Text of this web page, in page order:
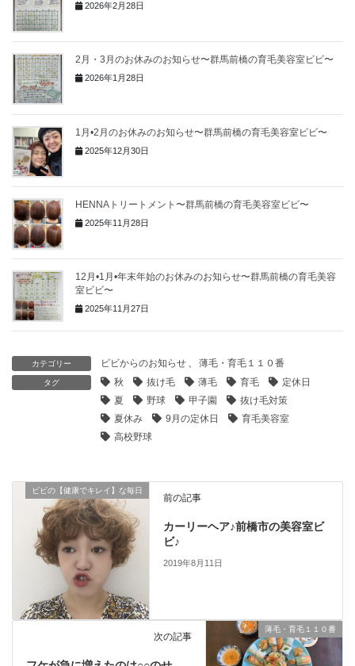
2026年2月28日
2月・3月のお休みのお知らせ〜群馬前橋の育毛美容室ビビ〜
2026年1月28日
1月•2月のお休みのお知らせ〜群馬前橋の育毛美容室ビビ〜
2025年12月30日
HENNAトリートメント〜群馬前橋の育毛美容室ビビ〜
2025年11月28日
12月•1月•年末年始のお休みのお知らせ〜群馬前橋の育毛美容
室ビビ〜
2025年11月27日
カテゴリー ビビからのお知らせ 、 薄毛・育毛１１０番
タグ 秋 抜け毛 薄毛 育毛
定休日
夏
野球 甲子園
抜け毛対策
夏休み
9月の定休日
育毛美容室
高校野球
ビビの【健康でキレイ】な毎日
前の記事
カーリーヘア♪前橋市の美容室ビ
ビ♪
2019年8月11日
薄毛・育毛１１０番
次の記事